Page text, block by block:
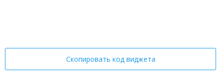
Скопировать код виджета